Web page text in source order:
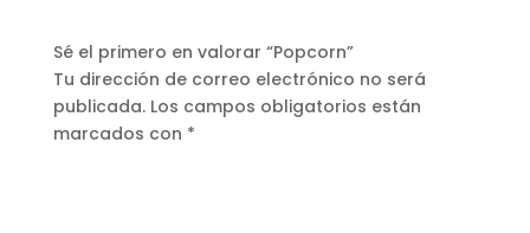
Sé el primero en valorar “Popcorn”
Tu dirección de correo electrónico no será
publicada. Los campos obligatorios están
marcados con *